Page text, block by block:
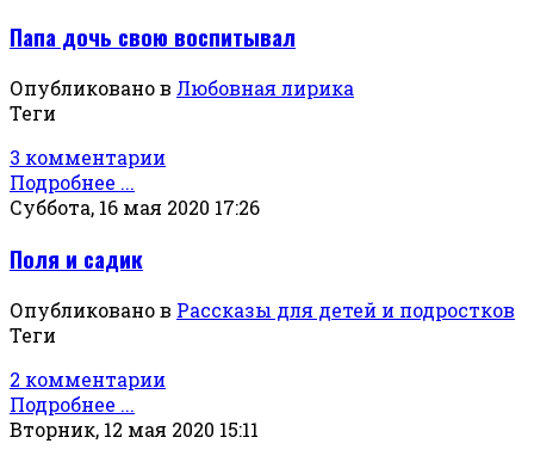
Папа дочь свою воспитывал
Опубликовано в Любовная лирика
Теги
3 комментарии
Подробнее ...
Суббота, 16 мая 2020 17:26
Поля и садик
Опубликовано в Рассказы для детей и подростков
Теги
2 комментарии
Подробнее ...
Вторник, 12 мая 2020 15:11